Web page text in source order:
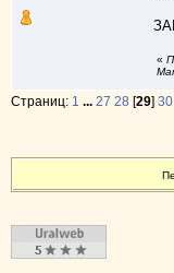
«
Страниц: 1 ... 27 28 [29] 30